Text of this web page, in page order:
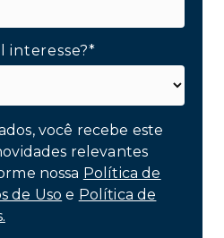
interesse?*
você recebe este
relevantes
nossa Política de
de Uso e Política de